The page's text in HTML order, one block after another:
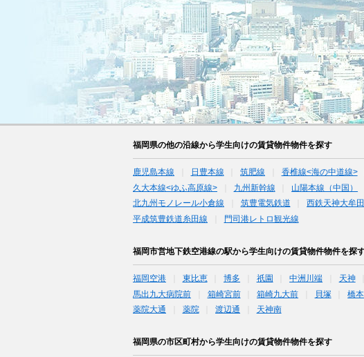
福岡県の他の沿線から学生向けの賃貸物件物件を探す
鹿児島本線 日豊本線 筑肥線 香椎線<海の中道線>
久大本線<ゆふ高原線>
九州新幹線 山陽本線（中国）
北九州モノレール小倉線
筑豊電気鉄道 西鉄天神大牟
平成筑豊鉄道糸田線
門司港レトロ観光線
福岡市営地下鉄空港線の駅から学生向けの賃貸物件物件を探
福岡空港 東比恵 博多 祇園 中洲川端 天神
馬出九大病院前
箱崎宮前 箱崎九大前 貝塚 橋本
薬院大通
薬院 渡辺通 天神南
福岡県の市区町村から学生向けの賃貸物件物件を探す